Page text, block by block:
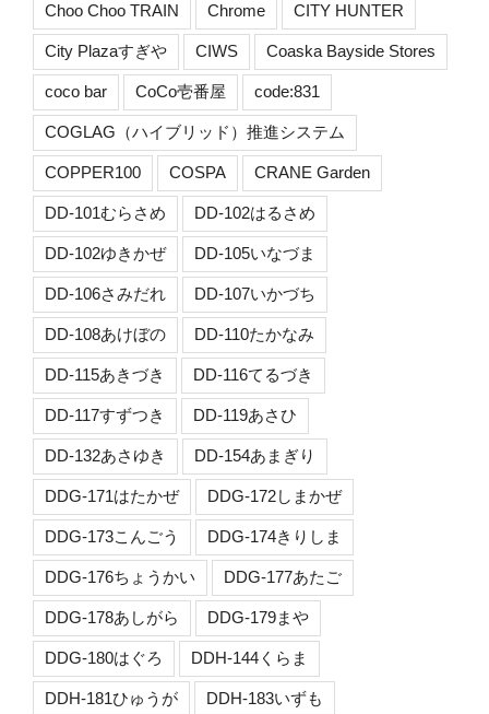
Choo Choo TRAIN Chrome CITY HUNTER
City Plazaすぎや CIWS Coaska Bayside Stores
coco bar CoCo壱番屋 code:831
COGLAG（ハイブリッド）推進システム
COPPER100 COSPA CRANE Garden
DD-101むらさめ DD-102はるさめ
DD-102ゆきかぜ DD-105いなづま
DD-106さみだれ DD-107いかづち
DD-108あけぼの DD-110たかなみ
DD-115あきづき DD-116てるづき
DD-117すずつき DD-119あさひ
DD-132あさゆき DD-154あまぎり
DDG-171はたかぜ DDG-172しまかぜ
DDG-173こんごう DDG-174きりしま
DDG-176ちょうかい DDG-177あたご
DDG-178あしがら DDG-179まや
DDG-180はぐろ DDH-144くらま
DDH-181ひゅうが DDH-183いずも